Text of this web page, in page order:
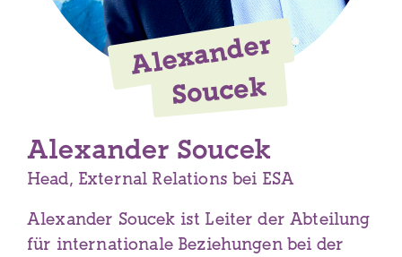
Alexander
Soucek
Alexander Soucek
Head, External Relations bei ESA
Alexander Soucek ist Leiter der Abteilung
für internationale Beziehungen bei der